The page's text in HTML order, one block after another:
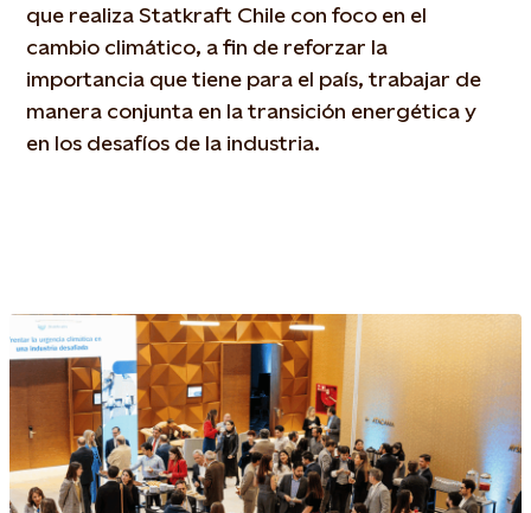
que realiza Statkraft Chile con foco en el
cambio climático, a fin de reforzar la
importancia que tiene para el país, trabajar de
manera conjunta en la transición energética y
en los desafíos de la industria.